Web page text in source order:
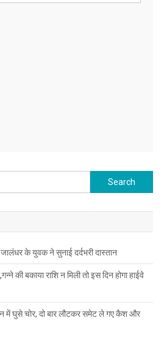
Search for:
के युवक ने सुनाई दर्दभरी दास्तान
की बकाया राशि न मिली तो इस दिन होगा हाईवे
में घुसे चोर, दो बार लौटकर समेट ले गए कैश और